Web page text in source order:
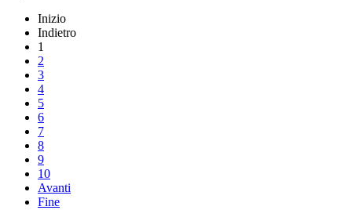
Inizio
Indietro
1
2
3
4
5
6
7
8
9
10
Avanti
Fine